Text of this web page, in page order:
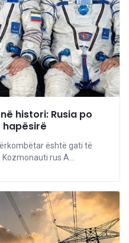
histori: Rusia po
hapësirë
është gati të
rus A...